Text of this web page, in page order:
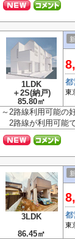
1LDK
＋2S(納戸)
85.80㎡
都
東
～2路線利用可能の
2路線が利用可能
3LDK
86.45㎡
都
東